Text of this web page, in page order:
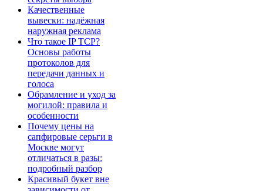
Качественные
вывески: надёжная
наружная реклама
Что такое IP TCP?
Основы работы
протоколов для
передачи данных и
голоса
Обрамление и уход за
могилой: правила и
особенности
Почему цены на
сапфировые серьги в
Москве могут
отличаться в разы:
подробный разбор
Красивый букет вне